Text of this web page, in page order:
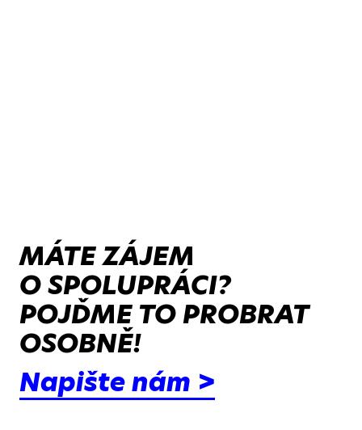
MÁTE ZÁJEM
O SPOLUPRÁCI?
POJĎME TO PROBRAT
OSOBNĚ!
Napište nám >